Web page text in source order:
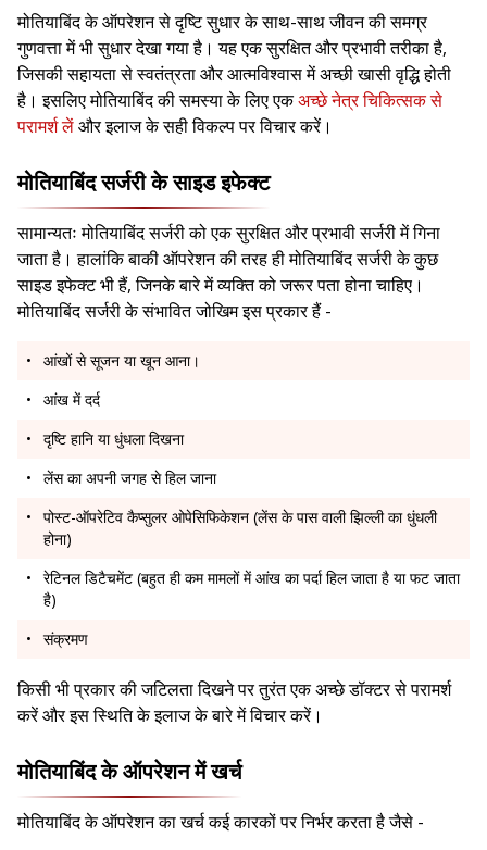
मोतियाबिंद के ऑपरेशन से दृष्टि सुधार के साथ-साथ जीवन की समग्र
गुणवत्ता में भी सुधार देखा गया है। यह एक सुरक्षित और प्रभावी तरीका है,
जिसकी सहायता से स्वतंत्रता और आत्मविश्वास में अच्छी खासी वृद्धि होती
है। इसलिए मोतियाबिंद की समस्या के लिए एकअच्छे नेत्र चिकित्सक से
परामर्श लेंऔर इलाज के सही विकल्प पर विचार करें।
मोतियाबिंद सर्जरी के साइड इफेक्ट
सामान्यतः मोतियाबिंद सर्जरी को एक सुरक्षित और प्रभावी सर्जरी में गिना
जाता है। हालांकि बाकी ऑपरेशन की तरह ही मोतियाबिंद सर्जरी के कुछ
साइड इफेक्ट भी हैं, जिनके बारे में व्यक्ति को जरूर पता होना चाहिए।
मोतियाबिंद सर्जरी के संभावित जोखिम इस प्रकार हैं -
आंखों से सूजन या खून आना।
आंख में दर्द
दृष्टि हानि या धुंधला दिखना
लेंस का अपनी जगह से हिल जाना
पोस्ट-ऑपरेटिव कैप्सुलर ओपेसिफिकेशन (लेंस के पास वाली झिल्ली का धुंधली
होना)
रेटिनल डिटैचमेंट (बहुत ही कम मामलों में आंख का पर्दा हिल जाता है या फट जाता
है)
संक्रमण
किसी भी प्रकार की जटिलता दिखने पर तुरंत एक अच्छे डॉक्टर से परामर्श
करें और इस स्थिति के इलाज के बारे में विचार करें।
मोतियाबिंद के ऑपरेशन में खर्च
मोतियाबिंद के ऑपरेशन का खर्च कई कारकों पर निर्भर करता है जैसे -